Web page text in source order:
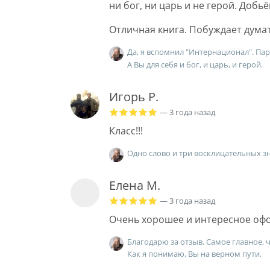
ни бог, ни царь и не герой.
Отличная книга. Побуждает
Да, я вспомнил "Интернационал".
А Вы для себя и бог, и царь, и герой.
Игорь Р.
— 3 года назад
Класс!!!
Одно слово и три восклицательных
Елена М.
— 3 года назад
Очень хорошее и интересное
Благодарю за отзыв. Самое главное,
Как я понимаю, Вы на верном пути.